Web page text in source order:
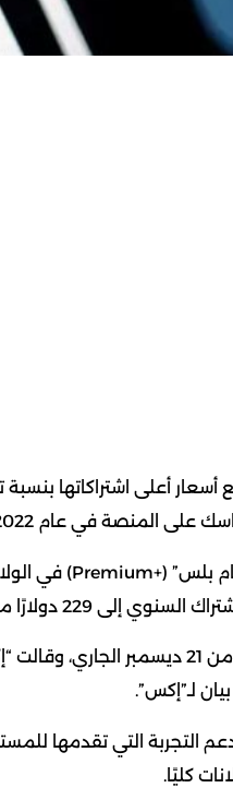
على المنصة في عام 2022.
وبدأ العمل بالأسعار الجديدة
التجربة التي تقدمها